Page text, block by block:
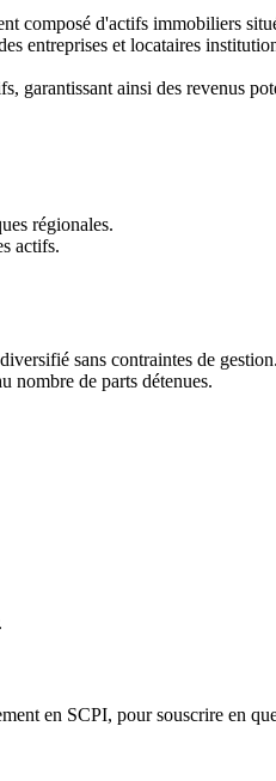
d'actifs immobiliers
entreprises et locataires
ainsi des revenus
régionales.
actifs.
sans contraintes de
nombre de parts détenues.
en SCPI, pour souscrire en